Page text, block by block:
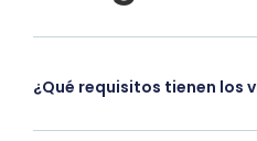
¿Qué requisitos tienen los